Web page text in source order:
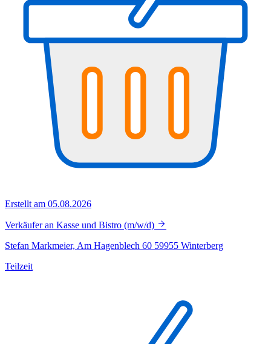
Erstellt am 05.08.2026
Verkäufer an Kasse und Bistro (m/w/d)
Stefan Markmeier, Am Hagenblech 60 59955 Winterberg
Teilzeit